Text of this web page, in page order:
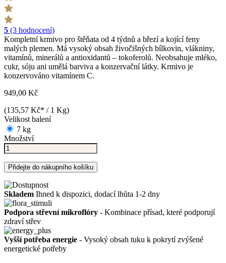
5 (3 hodnocení)
Kompletní krmivo pro štěňata od 4 týdnů a březí a kojící feny
malých plemen. Má vysoký obsah živočišných bílkovin, vlákniny,
vitamínů, minerálů a antioxidantů – tokoferolů. Neobsahuje mléko,
cukr, sóju ani umělá barviva a konzervační látky. Krmivo je
konzervováno vitamínem C.
949,00 Kč
(135,57 Kč* / 1 Kg)
Velikost balení
7 kg
Množství
Přidejte do nákupního košíku
Skladem Ihned k dispozici, dodací lhůta 1-2 dny
Podpora střevní mikroflóry - Kombinace přísad, které podporují
zdraví střev
Vyšší potřeba energie - Vysoký obsah tuku k pokrytí zvýšené
energetické potřeby